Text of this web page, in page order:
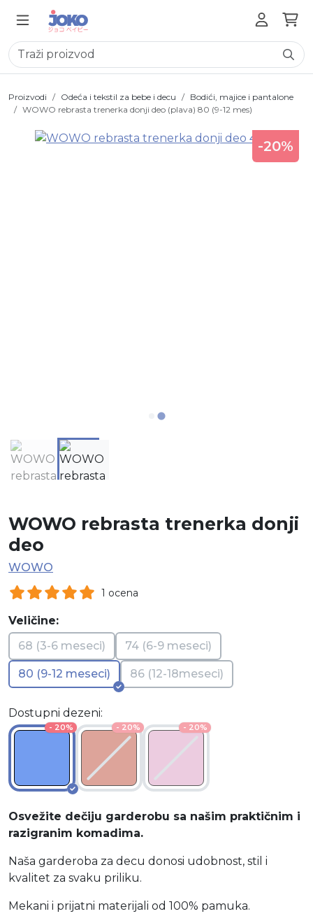
Proizvodi Odeća i tekstil za bebe i decu
Bodići, majice i pantalone
WOWO rebrasta trenerka donji deo (plava) 80 (9-12 mes)
-20%
WOWO rebrasta trenerka donji
deo
WOWO
1 ocena
Veličine:
68 (3-6 meseci)
74 (6-9 meseci)
80 (9-12 meseci) 86 (12-18meseci)
Dostupni dezeni:
- 20% - 20% - 20%
Osvežite dečiju garderobu sa našim praktičnim i
razigranim komadima.
Naša garderoba za decu donosi udobnost, stil i
kvalitet za svaku priliku.
Mekani i prijatni materijali od 100% pamuka.